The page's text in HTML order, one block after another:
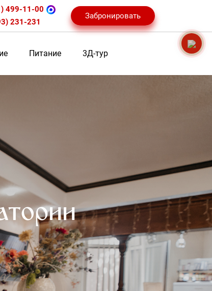
499-11-00
231-231
Забронировать
Питание 3Д-тур